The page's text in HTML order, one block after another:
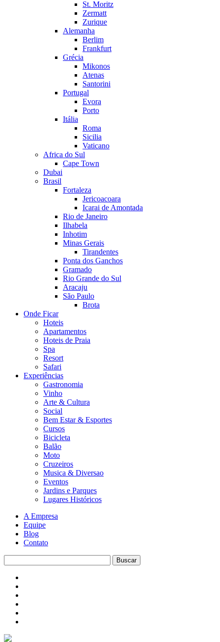
St. Moritz
Zermatt
Zurique
Alemanha
Berlim
Frankfurt
Grécia
Mikonos
Atenas
Santorini
Portugal
Evora
Porto
Itália
Roma
Sicilia
Vaticano
Africa do Sul
Cape Town
Dubai
Brasil
Fortaleza
Jericoacoara
Icarai de Amontada
Rio de Janeiro
Ilhabela
Inhotim
Minas Gerais
Tirandentes
Ponta dos Ganchos
Gramado
Rio Grande do Sul
Aracaju
São Paulo
Brota
Onde Ficar
Hoteis
Apartamentos
Hoteis de Praia
Spa
Resort
Safari
Experiências
Gastronomia
Vinho
Arte & Cultura
Social
Bem Estar & Esportes
Cursos
Bicicleta
Balão
Moto
Cruzeiros
Musica & Diversao
Eventos
Jardins e Parques
Lugares Históricos
A Empresa
Equipe
Blog
Contato